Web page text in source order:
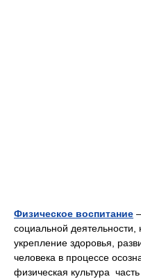
Физическое воспитание
социальной
укрепление здоровья,
человека в процессе
физическая культура